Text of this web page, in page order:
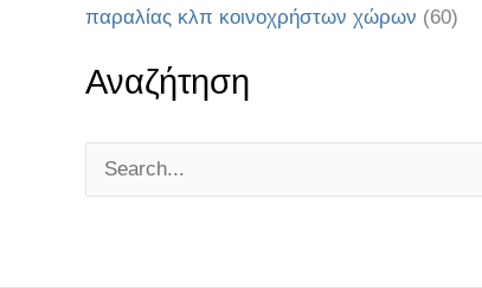
παραλίας κλπ κοινοχρήστων χώρων (60)
Αναζήτηση